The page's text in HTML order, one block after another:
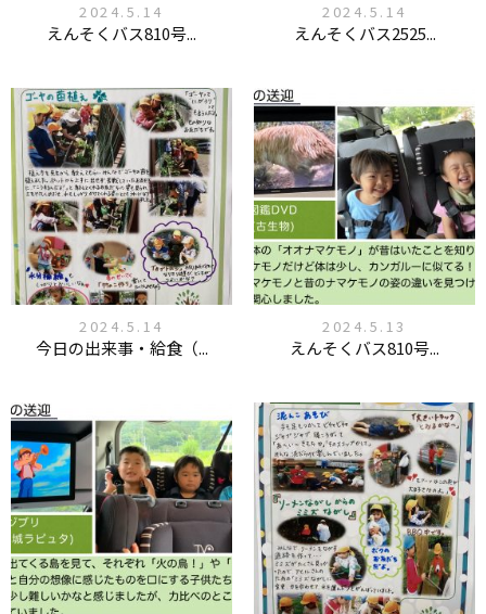
2024.5.14
えんそくバス810号...
2024.5.14
えんそくバス2525...
2024.5.14
今日の出来事・給食（...
2024.5.13
えんそくバス810号...